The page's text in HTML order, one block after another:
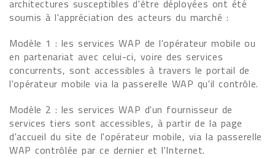
architectures susceptibles d'être déployées ont été
soumis à l'appréciation des acteurs du marché :
Modèle 1 : les services WAP de l'opérateur mobile ou
en partenariat avec celui-ci, voire des services
concurrents, sont accessibles à travers le portail de
l'opérateur mobile via la passerelle WAP qu'il contrôle.
Modèle 2 : les services WAP d'un fournisseur de
services tiers sont accessibles, à partir de la page
d'accueil du site de l'opérateur mobile, via la passerelle
WAP contrôlée par ce dernier et l'Internet.